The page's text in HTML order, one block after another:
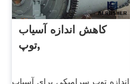
کاهش اندازه آسیاب
توپ,